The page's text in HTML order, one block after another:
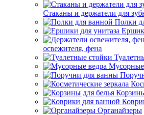
Стаканы и держатели для
Полки
освежителя, фена
Мусорные
Органайзеры